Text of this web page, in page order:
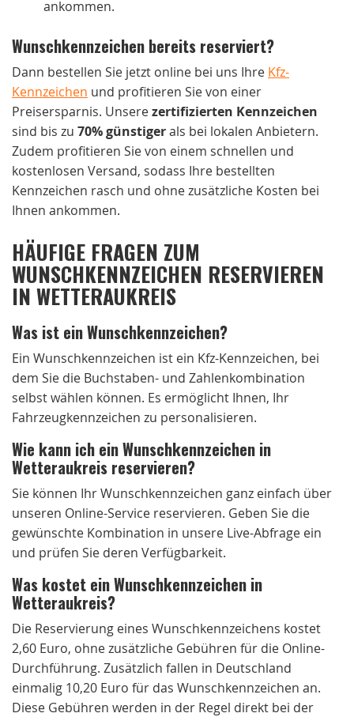
ankommen.
Wunschkennzeichen bereits reserviert?
Dann bestellen Sie jetzt online bei uns Ihre Kfz-
Kennzeichen und profitieren Sie von einer
Preisersparnis. Unserezertifizierten Kennzeichen
sind bis zu 70% günstigerals bei lokalen Anbietern.
Zudem profitieren Sie von einem schnellen und
kostenlosen Versand, sodass Ihre bestellten
Kennzeichen rasch und ohne zusätzliche Kosten bei
Ihnen ankommen.
HÄUFIGE FRAGEN ZUM
WUNSCHKENNZEICHEN RESERVIEREN
IN WETTERAUKREIS
Was ist ein Wunschkennzeichen?
Ein Wunschkennzeichen ist ein Kfz-Kennzeichen, bei
dem Sie die Buchstaben- und Zahlenkombination
selbst wählen können. Es ermöglicht Ihnen, Ihr
Fahrzeugkennzeichen zu personalisieren.
Wie kann ich ein Wunschkennzeichen in
Wetteraukreis reservieren?
Sie können Ihr Wunschkennzeichen ganz einfach über
unseren Online-Service reservieren. Geben Sie die
gewünschte Kombination in unsere Live-Abfrage ein
und prüfen Sie deren Verfügbarkeit.
Was kostet ein Wunschkennzeichen in
Wetteraukreis?
Die Reservierung eines Wunschkennzeichens kostet
2,60 Euro, ohne zusätzliche Gebühren für die Online-
Durchführung. Zusätzlich fallen in Deutschland
einmalig 10,20 Euro für das Wunschkennzeichen an.
Diese Gebühren werden in der Regel direkt bei der